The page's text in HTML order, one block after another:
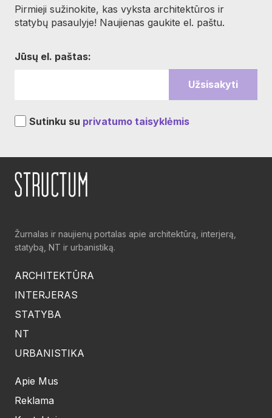
Pirmieji sužinokite, kas vyksta architektūros ir
statybų pasaulyje! Naujienas gaukite el. paštu.
Jūsų el. paštas:
Sutinku su privatumo taisyklėmis
Žurnalas ir naujienų portalas apie architektūrą, interjerą,
statybą, NT ir urbanistiką.
ARCHITEKTŪRA
INTERJERAS
STATYBA
NT
URBANISTIKA
Apie Mus
Reklama